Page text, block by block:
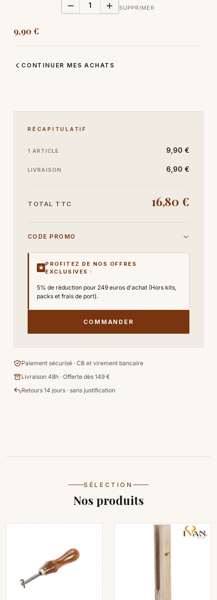
  SUPPRIMER
9,90 €
CONTINUER MES ACHATS
RÉCAPITULATIF
1 ARTICLE 9,90 €
LIVRAISON 6,90 €
TOTAL TTC 16,80 €
CODE PROMO
★
PROFITEZ DE NOS OFFRES
EXCLUSIVES :
5% de réduction pour 249 euros d'achat (Hors kits,
packs et frais de port).
COMMANDER
Paiement sécurisé · CB et virement bancaire
Livraison 48h · Offerte dès 149 €
Retours 14 jours · sans justification
SÉLECTION
Nos produits